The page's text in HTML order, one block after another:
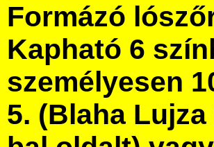
Formázó
Kapható 6
személyesen
5. (Blaha